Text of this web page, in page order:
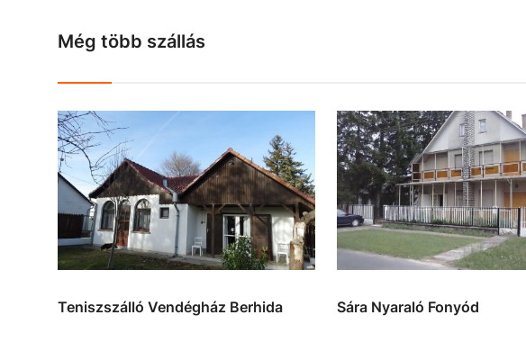
Még több szállás
Teniszszálló Vendégház Berhida Sára Nyaraló Fonyód